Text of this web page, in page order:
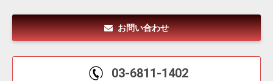
お問い合わせ
03-6811-1402